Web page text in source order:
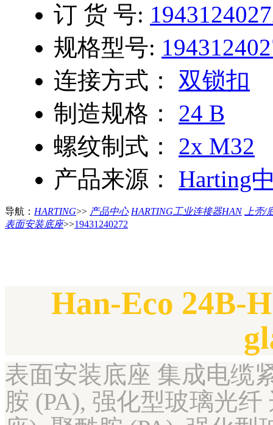
订 货 号:
规格型号:
连接方式：
双锁扣
制造规格：
24 B
螺纹制式：
2x M32
产品来源：
Harting
导航： HARTING>> 产品中心 HARTING工业连接器HAN
上壳/
表面安装底座>>19431240272
Han-Eco 24B-
表面安装底座 集成电缆
胺 (PA), 强化型玻璃光